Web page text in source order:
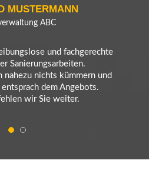
MUSTERMANN
ABC
und fachgerechte
Sanierungsarbeiten.
nahezu nichts kümmern und
dem Angebots.
wir Sie weiter.